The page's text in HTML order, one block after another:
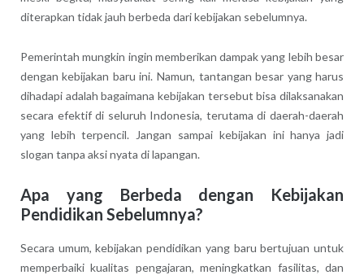
diterapkan tidak jauh berbeda dari kebijakan sebelumnya.
Pemerintah mungkin ingin memberikan dampak yang lebih besar
dengan kebijakan baru ini. Namun, tantangan besar yang harus
dihadapi adalah bagaimana kebijakan tersebut bisa dilaksanakan
secara efektif di seluruh Indonesia, terutama di daerah-daerah
yang lebih terpencil. Jangan sampai kebijakan ini hanya jadi
slogan tanpa aksi nyata di lapangan.
Apa yang Berbeda dengan Kebijakan
Pendidikan Sebelumnya?
Secara umum, kebijakan pendidikan yang baru bertujuan untuk
memperbaiki kualitas pengajaran, meningkatkan fasilitas, dan